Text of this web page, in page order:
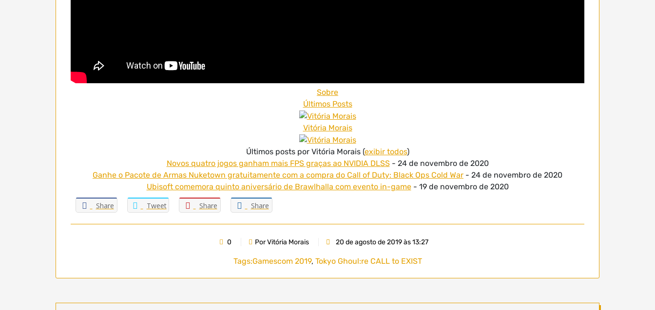
Sobre
Últimos Posts
Vitória Morais
Últimos posts por Vitória Morais (exibir todos)
Novos quatro jogos ganham mais FPS graças ao NVIDIA DLSS- 24 de novembro de 2020
Ganhe o Pacote de Armas Nuketown gratuitamente com a compra do Call of Duty: Black Ops Cold War - 24 de novembro de 2020
Ubisoft comemora quinto aniversário de Brawlhalla com evento in-game- 19 de novembro de 2020
Share Tweet Share Share
0 Por Vitória Morais 20 de agosto de 2019 às 13:27
Tags:Gamescom 2019, Tokyo Ghoul:re CALL to EXIST